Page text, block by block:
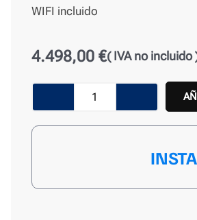
WIFI incluido
4.498,00 €( IVA no incluido
Aire
Acondicionado
MTJ-